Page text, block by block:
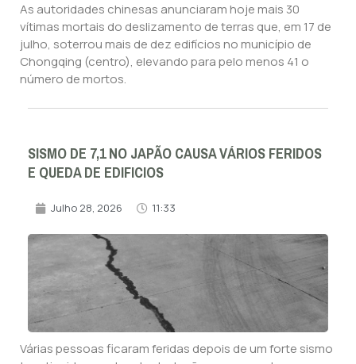
As autoridades chinesas anunciaram hoje mais 30
vítimas mortais do deslizamento de terras que, em 17 de
julho, soterrou mais de dez edifícios no município de
Chongqing (centro), elevando para pelo menos 41 o
número de mortos.
SISMO DE 7,1 NO JAPÃO CAUSA VÁRIOS FERIDOS
E QUEDA DE EDIFICIOS
Julho 28, 2026 11:33
Várias pessoas ficaram feridas depois de um forte sismo